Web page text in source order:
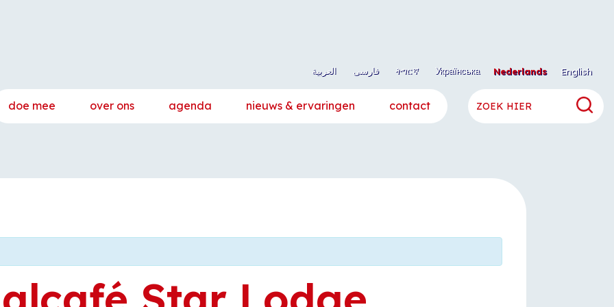
Nederlands English العربية فارسی ትግርኛ Українська
doe mee over ons agenda nieuws & ervaringen contact